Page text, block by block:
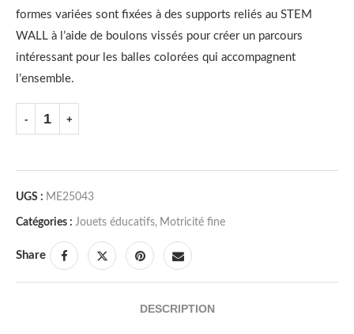
formes variées sont fixées à des supports reliés au STEM
WALL à l’aide de boulons vissés pour créer un parcours
intéressant pour les balles colorées qui accompagnent
l’ensemble.
UGS : ME25043
Catégories : Jouets éducatifs, Motricité fine
Share
DESCRIPTION